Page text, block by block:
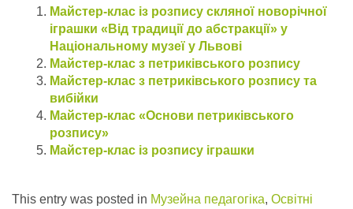
Майстер-клас із розпису скляної новорічної
іграшки «Від традиції до абстракції» у
Національному музеї у Львові
Майстер-клас з петриківського розпису
Майстер-клас з петриківського розпису та
вибійки
Майстер-клас «Основи петриківського
розпису»
Майстер-клас із розпису іграшки
This entry was posted in Музейна педагогіка, Освітні